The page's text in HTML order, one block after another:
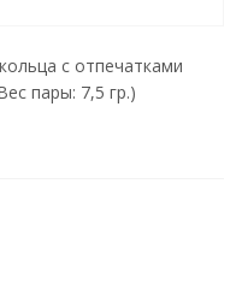
с отпечатками
пары: 7,5 гр.)